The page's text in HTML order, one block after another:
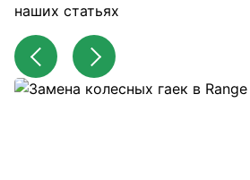
наших статьях